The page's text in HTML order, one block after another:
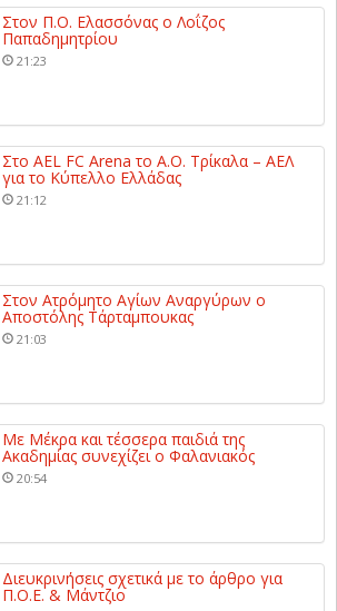
Στον Π.Ο. Ελασσόνας ο Λοΐζος
Παπαδημητρίου
21:23
Στο AEL FC Arena το Α.Ο. Τρίκαλα – ΑΕΛ
για το Κύπελλο Ελλάδας
21:12
Στον Ατρόμητο Αγίων Αναργύρων ο
Αποστόλης Τάρταμπουκας
21:03
Με Μέκρα και τέσσερα παιδιά της
Ακαδημίας συνεχίζει ο Φαλανιακός
20:54
Διευκρινήσεις σχετικά με το άρθρο για
Π.Ο.Ε. & Μάντζιο